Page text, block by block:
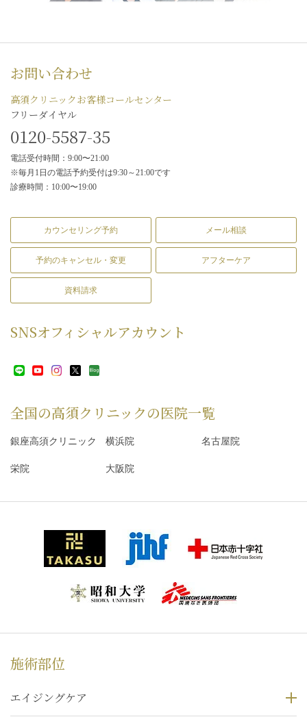
お問い合わせ
高須クリニックお客様コールセンター
フリーダイヤル
0120-5587-35
電話受付時間：9:00〜21:00
※毎月1日の電話予約受付は9:30～21:00です
診療時間：10:00〜19:00
カウンセリング予約 メール相談
予約のキャンセル・変更 アフターケア
資料請求
SNSオフィシャルアカウント
全国の高須クリニックの医院一覧
銀座高須クリニック 横浜院 名古屋院
栄院 大阪院
施術部位
エイジングケア